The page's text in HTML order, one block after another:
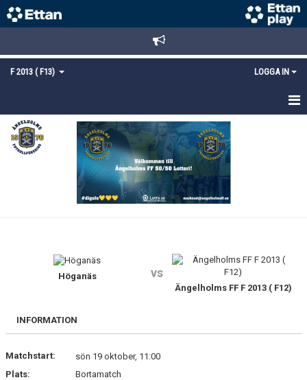
F 2013 ( F13) LOGGA IN
HEM
NYHETER
BILDGALLERIHöganäs vs
Ängelholms FF F 2013 ( F12)
INFORMATION
Matchstart:
sön 19 oktober, 11:00
Plats:
Bortamatch